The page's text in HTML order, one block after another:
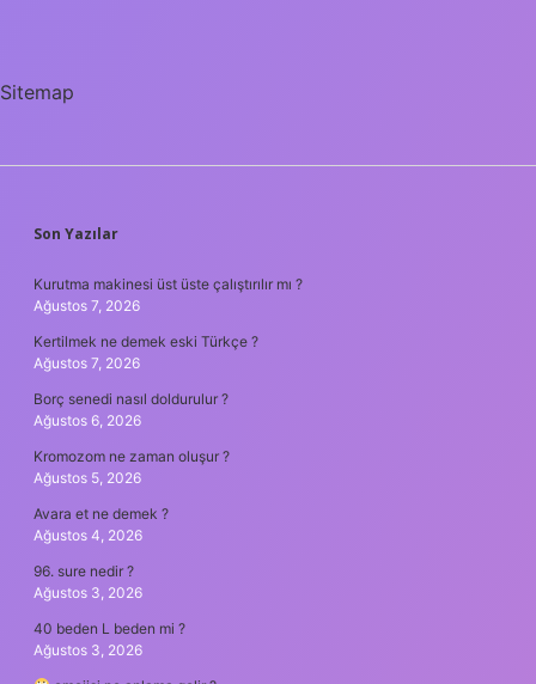
Sitemap
SIDEBAR
Son Yazılar
Kurutma makinesi üst üste çalıştırılır mı ?
Ağustos 7, 2026
Kertilmek ne demek eski Türkçe ?
Ağustos 7, 2026
Borç senedi nasıl doldurulur ?
Ağustos 6, 2026
Kromozom ne zaman oluşur ?
Ağustos 5, 2026
Avara et ne demek ?
Ağustos 4, 2026
96. sure nedir ?
Ağustos 3, 2026
40 beden L beden mi ?
Ağustos 3, 2026